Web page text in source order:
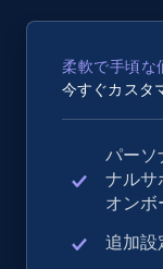
URL, Product
more.
Home Depot
柔軟で手頃な
今すぐカスタ
パーソ
ナルサ
オンボ
追加設